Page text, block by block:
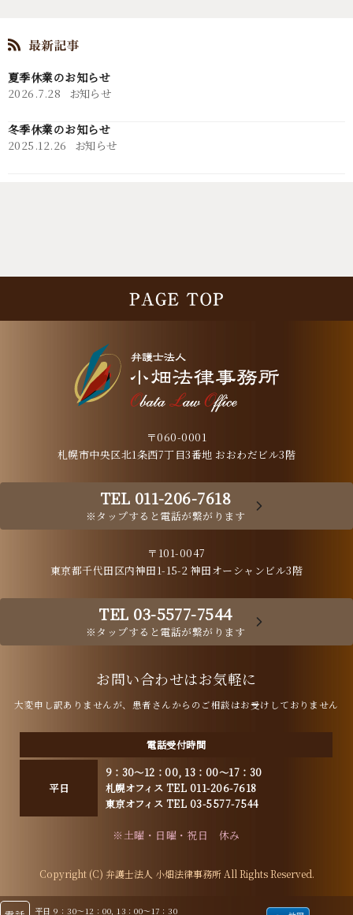
2026.7.28 お知らせ
夏季休業のお知らせ
2025.12.26 お知らせ
冬季休業のお知らせ
〒060-0001
札幌市中央区北1条西7丁目3番地 おおわだビル3階
TEL 011-206-7618
※タップすると電話が繋がります
〒101-0047
東京都千代田区内神田1-15-2 神田オーシャンビル3階
TEL 03-5577-7544
※タップすると電話が繋がります
お問い合わせはお気軽に
大変申し訳ありませんが、患者さんからのご相談はお受けしておりません
電話受付時間
平日
9：30～12：00, 13：00～17：30
札幌オフィス TEL 011-206-7618
東京オフィス TEL 03-5577-7544
※土曜・日曜・祝日 休み
Copyright (C) 弁護士法人 小畑法律事務所 All Rights Reserved.
平日 9：30～12：00, 13：00～17：30